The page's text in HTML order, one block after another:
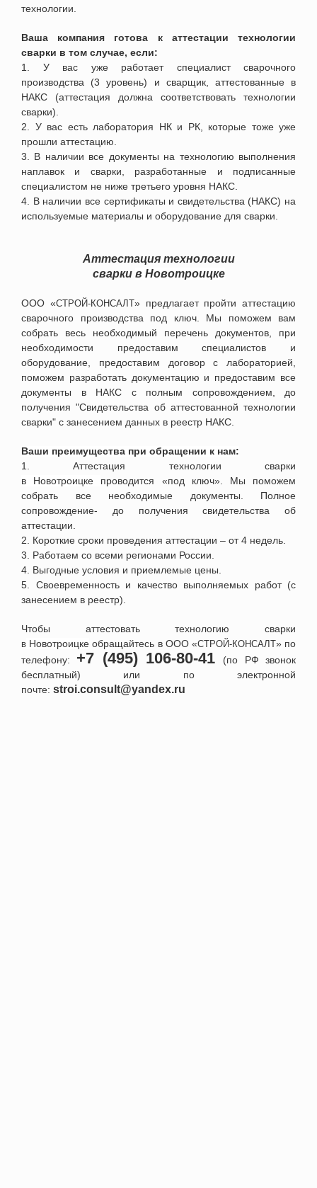
технологии.
Ваша компания готова к аттестации технологии
сварки в том случае, если:
1. У вас уже работает специалист сварочного
производства (3 уровень) и сварщик, аттестованные в
НАКС (аттестация должна соответствовать технологии
сварки).
2. У вас есть лаборатория НК и РК, которые тоже уже
прошли аттестацию.
3. В наличии все документы на технологию выполнения
наплавок и сварки, разработанные и подписанные
специалистом не ниже третьего уровня НАКС.
4. В наличии все сертификаты и свидетельства (НАКС) на
используемые материалы и оборудование для сварки.
Аттестация технологии
сварки в Новотроицке
ООО «СТРОЙ-КОНСАЛТ» предлагает пройти аттестацию
сварочного производства под ключ. Мы поможем вам
собрать весь необходимый перечень документов, при
необходимости предоставим специалистов и
оборудование, предоставим договор с лабораторией,
поможем разработать документацию и предоставим все
документы в НАКС с полным сопровождением, до
получения "Свидетельства об аттестованной технологии
сварки" с занесением данных в реестр НАКС.
Ваши преимущества при обращении к нам:
1. Аттестация технологии сварки
в Новотроицке проводится «под ключ». Мы поможем
собрать все необходимые документы. Полное
сопровождение- до получения свидетельства об
аттестации.
2. Короткие сроки проведения аттестации – от 4 недель.
3. Работаем со всеми регионами России.
4. Выгодные условия и приемлемые цены.
5. Своевременность и качество выполняемых работ (с
занесением в реестр).
Чтобы аттестовать технологию сварки
в Новотроицке обращайтесь в ООО «СТРОЙ-КОНСАЛТ» по
телефону: +7 (495) 106-80-41
(по РФ звонок
бесплатный) или по электронной
почте: stroi.consult@yandex.ru